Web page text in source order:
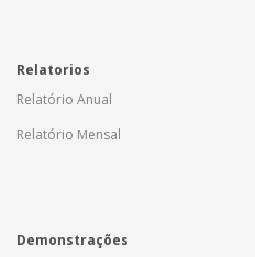
Relatorios
Relatório Anual
Relatório Mensal
Demonstrações